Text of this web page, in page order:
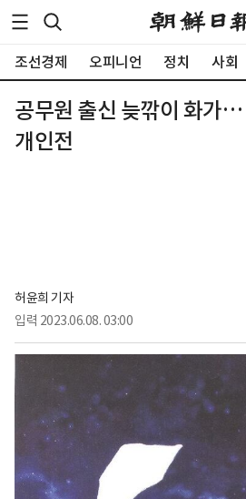
조선경제 오피니언 정치 사회
공무원 출신 늦깎이 화가
개인전
허윤희 기자
입력 2023.06.08. 03:00